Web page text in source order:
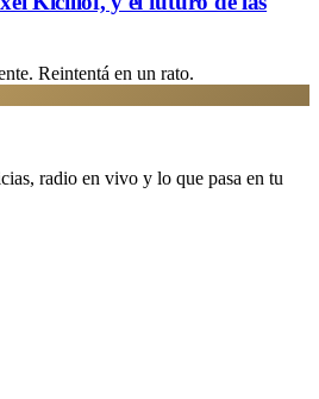
Reintentá en un rato.
radio en vivo y lo que pasa en tu